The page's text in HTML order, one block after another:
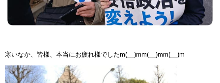
寒いなか、皆様、本当にお疲れ様でしたm(__)mm(__)mm(__)m